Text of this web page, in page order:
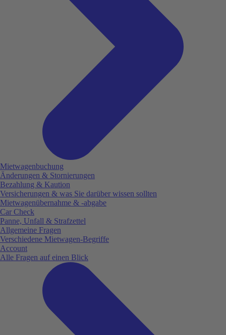
Mietwagenbuchung
Änderungen & Stornierungen
Bezahlung & Kaution
Versicherungen & was Sie darüber wissen sollten
Mietwagenübernahme & -abgabe
Car Check
Panne, Unfall & Strafzettel
Allgemeine Fragen
Verschiedene Mietwagen-Begriffe
Account
Alle Fragen auf einen Blick